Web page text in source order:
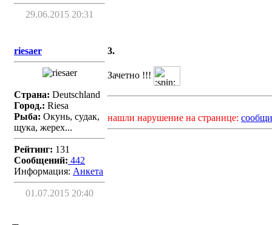
29.06.2015 20:31
riesaer
Страна: Deutschland
Город.: Riesa
Рыба: Окунь, судак,
щука, жерех...
Рейтинг: 131
Сообщений: 442
Информация: Aнкета
01.07.2015 20:40
3.
Зачетно !!!
нашли нарушение на странице: